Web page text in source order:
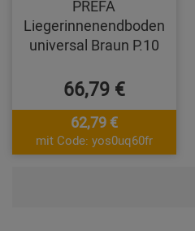
PREFA
Liegerinnenendboden
universal Braun P.10
66,79 €
62,79 €
mit Code: yos0uq60fr